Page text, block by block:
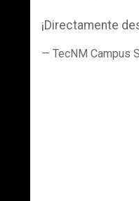
¡Directamente
— TecNM Campus